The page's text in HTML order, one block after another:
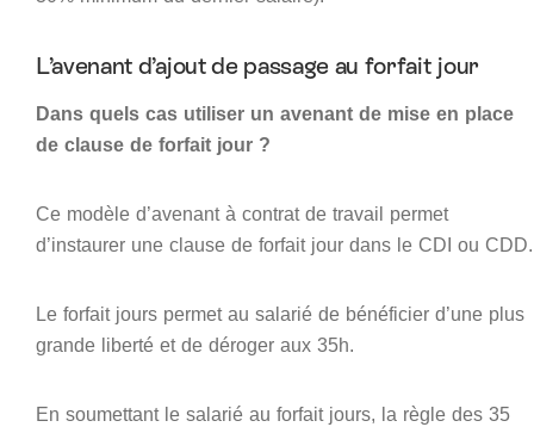
L’avenant d’ajout de passage au forfait jour
Dans quels cas utiliser un avenant de mise en place
de clause de forfait jour ?
Ce modèle d’avenant à contrat de travail permet
d’instaurer une clause de forfait jour dans le CDI ou CDD.
Le forfait jours permet au salarié de bénéficier d’une plus
grande liberté et de déroger aux 35h.
En soumettant le salarié au forfait jours, la règle des 35